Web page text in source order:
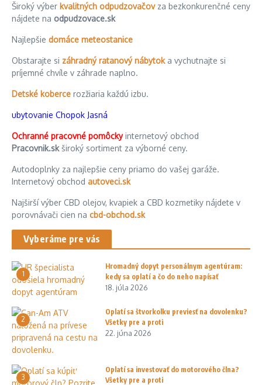
Široký výber kvalitných odpudzovačovza bezkonkurenčné ceny
nájdete na odpudzovace.sk
Najlepšie domáce meteostanice
Obstarajte si záhradný ratanový nábytoka vychutnajte si
príjemné chvíle v záhrade naplno.
Detské koberce rozžiaria každú izbu.
ubytovanie Chopok Jasná
Ochranné pracovné pomôckyinternetový obchod
Pracovnik.skširoký sortiment za výborné ceny.
Autodoplnky za najlepšie ceny priamo do vašej garáže.
Internetový obchod autoveci.sk
Najširší výber CBD olejov, kvapiek a CBD kozmetiky nájdete v
porovnávači cien na cbd-obchod.sk
Vyberáme pre vás
1
Hromadný dopyt personálnym agentúram:
kedy sa oplatí a čo do neho napísať
18. júla 2026
2
Oplatí sa štvorkolku previesť na dovolenku?
Všetky pre a proti
22. júna 2026
3
Oplatí sa investovať do motorového člna?
Všetky pre a proti